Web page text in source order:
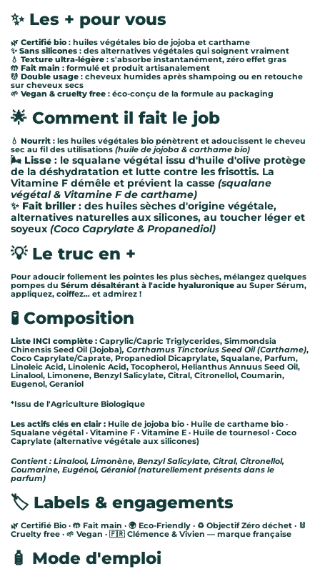
✨ Les + pour vous
🌿 Certifié bio : huiles végétales bio de jojoba et carthame
✨ Sans silicones : des alternatives végétales qui soignent vraiment
💧 Texture ultra-légère : s'absorbe instantanément, zéro effet gras
🤲 Fait main : formulé et produit artisanalement
💆 Double usage : cheveux humides après shampoing ou en retouche
sur cheveux secs
🌱 Vegan & cruelty free : éco-conçu de la formule au packaging
🌟 Comment il fait le job
💧 Nourrit : les huiles végétales bio pénètrent et adoucissent le cheveu
sec au fil des utilisations (huile de jojoba & carthame bio)
🌬️ Lisse : le squalane végétal issu d'huile d'olive protège
de la déshydratation et lutte contre les frisottis. La
Vitamine F démêle et prévient la casse (squalane
végétal & Vitamine F de carthame)
✨ Fait briller : des huiles sèches d'origine végétale,
alternatives naturelles aux silicones, au toucher léger et
soyeux (Coco Caprylate & Propanediol)
💡 Le truc en +
Pour adoucir follement les pointes les plus sèches, mélangez quelques
pompes du Sérum désaltérant à l'acide hyaluronique au Super Sérum,
appliquez, coiffez… et admirez !
🧪 Composition
Liste INCI complète : Caprylic/Capric Triglycerides, Simmondsia
Chinensis Seed Oil (Jojoba), Carthamus Tinctorius Seed Oil (Carthame),
Coco Caprylate/Caprate, Propanediol Dicaprylate, Squalane, Parfum,
Linoleic Acid, Linolenic Acid, Tocopherol, Helianthus Annuus Seed Oil,
Linalool, Limonene, Benzyl Salicylate, Citral, Citronellol, Coumarin,
Eugenol, Geraniol
*Issu de l'Agriculture Biologique
Les actifs clés en clair : Huile de jojoba bio · Huile de carthame bio ·
Squalane végétal · Vitamine F · Vitamine E · Huile de tournesol · Coco
Caprylate (alternative végétale aux silicones)
Contient : Linalool, Limonène, Benzyl Salicylate, Citral, Citronellol,
Coumarine, Eugénol, Géraniol (naturellement présents dans le
parfum)
🏷️ Labels & engagements
🌿 Certifié Bio · 🤲 Fait main · 🌍 Eco-Friendly · ♻️ Objectif Zéro déchet · 🐰
Cruelty free · 🌱 Vegan · 🇫🇷 Clémence & Vivien — marque française
🧴 Mode d'emploi